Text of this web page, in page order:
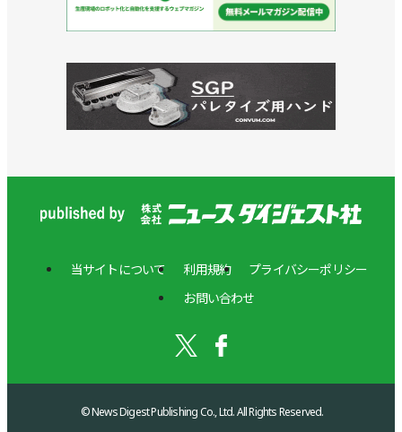
当サイトについて 利用規約
プライバシーポリシー
お問い合わせ
© News Digest Publishing Co., Ltd. All Rights Reserved.